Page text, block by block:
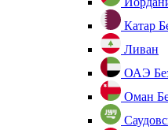
Катар
Ливан
ОАЭ
Оман